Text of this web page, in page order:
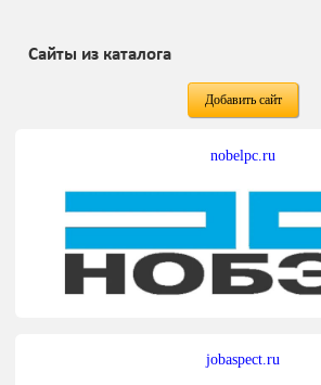
Сайты из каталога
Добавить сайт
nobelpc.ru
jobaspect.ru